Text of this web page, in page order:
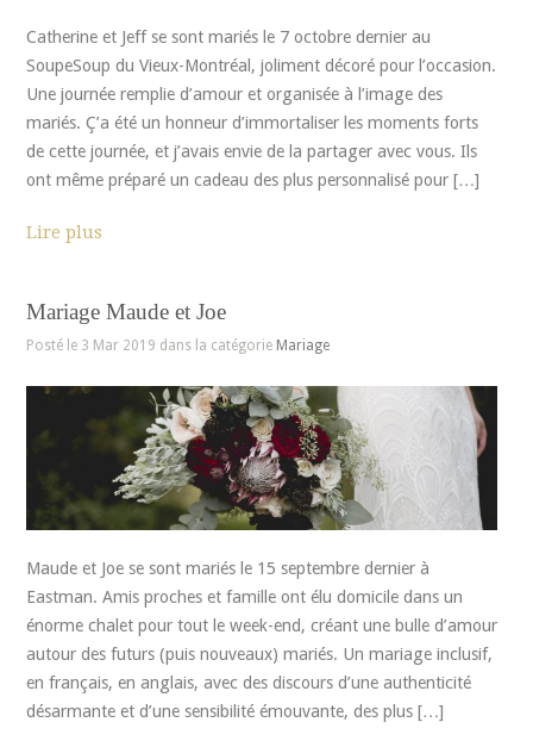
Catherine et Jeff se sont mariés le 7 octobre dernier au
SoupeSoup du Vieux-Montréal, joliment décoré pour l’occasion.
Une journée remplie d’amour et organisée à l’image des
mariés. Ç’a été un honneur d’immortaliser les moments forts
de cette journée, et j’avais envie de la partager avec vous. Ils
ont même préparé un cadeau des plus personnalisé pour […]
Lire plus
Mariage Maude et Joe
Posté le 3 Mar 2019 dans la catégorie Mariage
Maude et Joe se sont mariés le 15 septembre dernier à
Eastman. Amis proches et famille ont élu domicile dans un
énorme chalet pour tout le week-end, créant une bulle d’amour
autour des futurs (puis nouveaux) mariés. Un mariage inclusif,
en français, en anglais, avec des discours d’une authenticité
désarmante et d’une sensibilité émouvante, des plus […]